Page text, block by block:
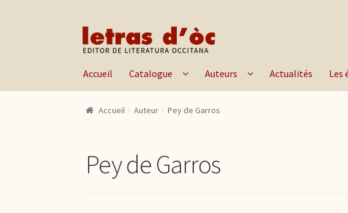
Aller à la navigation
Aller au contenu
Accueil Catalogue Auteurs Actualités Les
Accueil Auteur Pey de Garros
Pey de Garros